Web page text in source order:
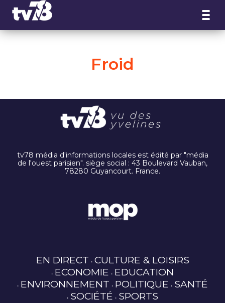
Froid
tv78 média d'informations locales est édité par "média
de l'ouest parisien". siège social : 43 Boulevard Vauban,
78280 Guyancourt. France.
EN DIRECT CULTURE & LOISIRS
ECONOMIE EDUCATION
ENVIRONNEMENT POLITIQUE SANTÉ
SOCIÉTÉ SPORTS
Panneau de gestion des cookies